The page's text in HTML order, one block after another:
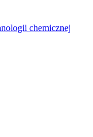
chemicznej